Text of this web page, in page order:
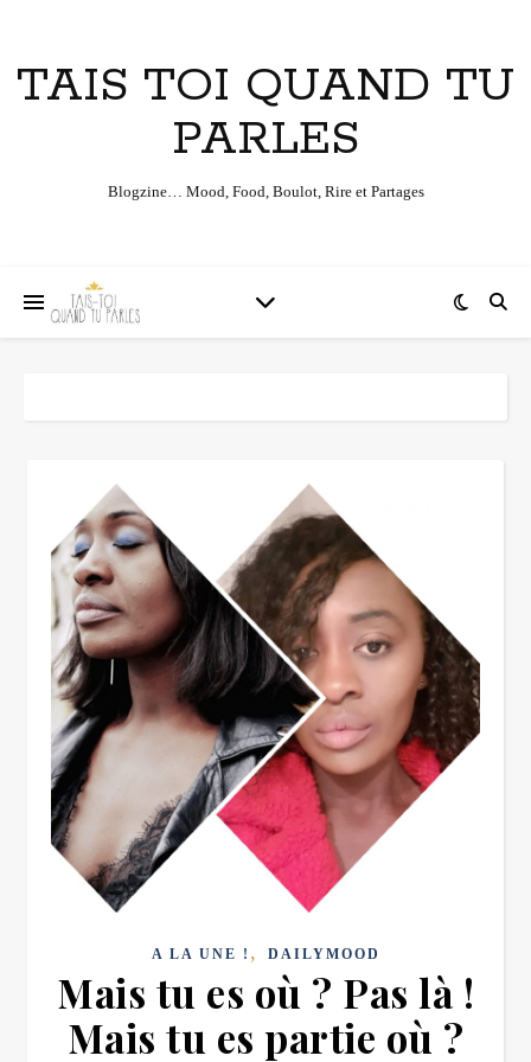
TAIS TOI QUAND TU
PARLES
Blogzine… Mood, Food, Boulot, Rire et Partages
A LA UNE ! , DAILYMOOD
Mais tu es où ? Pas là !
Mais tu es partie où ?